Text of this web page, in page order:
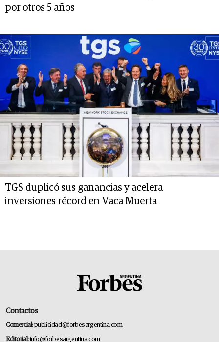
por otros 5 años
TGS duplicó sus ganancias y acelera
inversiones récord en Vaca Muerta
Contactos
Comercial:publicidad@forbesargentina.com
Editorial:info@forbesargentina.com